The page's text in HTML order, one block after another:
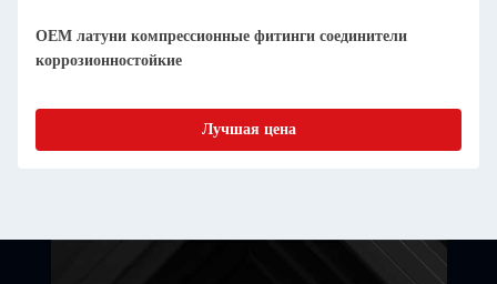
OEM латуни компрессионные фитинги соединители
коррозионностойкие
Лучшая цена